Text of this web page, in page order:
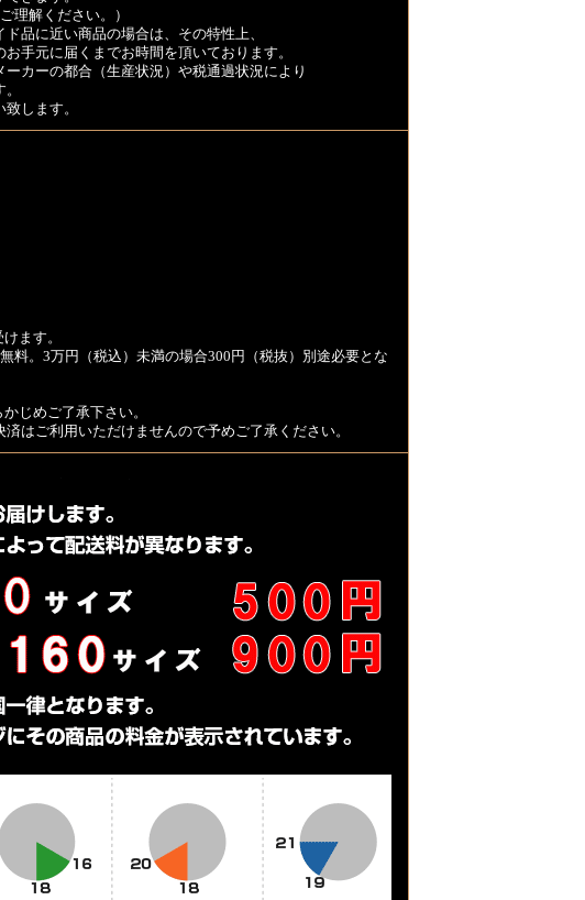
理解ください。）
品に近い商品の場合は、その特性上、
手元に届くまでお時間を頂いております。
カーの都合（生産状況）や税通過状況により
します。
ます。
料。3万円（税込）未満の場合300円（税抜）別途必要とな
じめご了承下さい。
はご利用いただけませんので予めご了承ください。